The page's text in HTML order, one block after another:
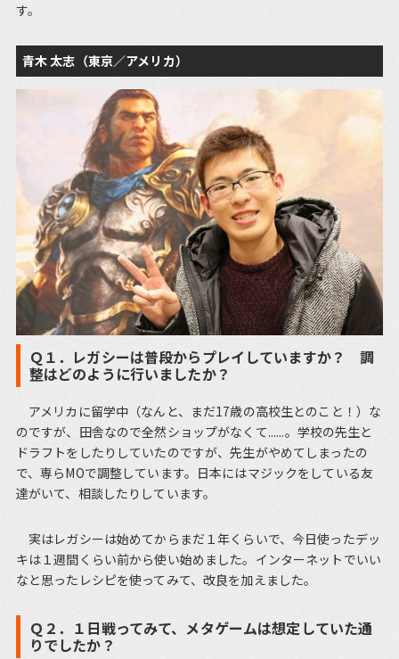
す。
青木 太志（東京／アメリカ）
Ｑ１．レガシーは普段からプレイしていますか？ 調
整はどのように行いましたか？
アメリカに留学中（なんと、まだ17歳の高校生とのこと！）な
のですが、田舎なので全然ショップがなくて......。学校の先生と
ドラフトをしたりしていたのですが、先生がやめてしまったの
で、専らMOで調整しています。日本にはマジックをしている友
達がいて、相談したりしています。
実はレガシーは始めてからまだ１年くらいで、今日使ったデッ
キは１週間くらい前から使い始めました。インターネットでいい
なと思ったレシピを使ってみて、改良を加えました。
Ｑ２．１日戦ってみて、メタゲームは想定していた通
りでしたか？